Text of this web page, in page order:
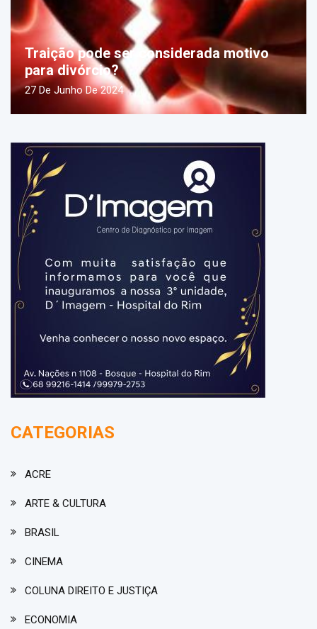
Traição pode ser considerada motivo
para divórcio?
27 De Junho De 2024
CATEGORIAS
ACRE
ARTE & CULTURA
BRASIL
CINEMA
COLUNA DIREITO E JUSTIÇA
ECONOMIA